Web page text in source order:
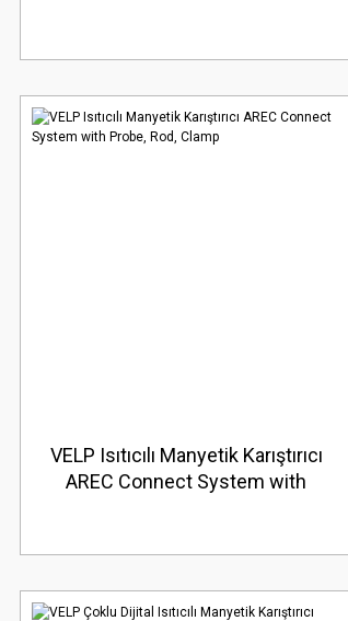
VELP Isıtıcılı Manyetik Karıştırıcı
AREC Connect System with